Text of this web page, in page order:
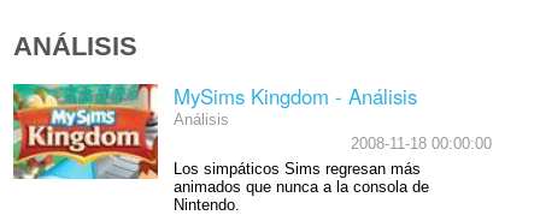
ANÁLISIS
MySims Kingdom - Análisis
Análisis
2008-11-18 00:00:00
Los simpáticos Sims regresan más
animados que nunca a la consola de
Nintendo.